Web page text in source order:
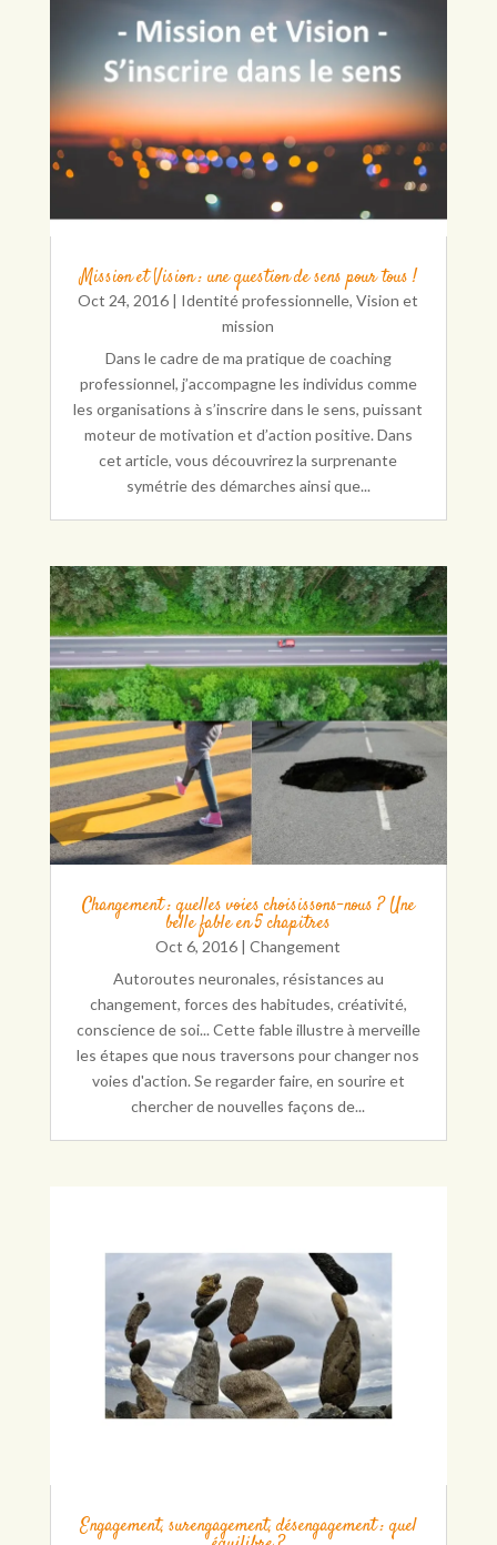
Mission et Vision : une question de sens pour tous !
Oct 24, 2016 | Identité professionnelle,Vision et
mission
Dans le cadre de ma pratique de coaching
professionnel, j’accompagne les individus comme
les organisations à s’inscrire dans le sens, puissant
moteur de motivation et d’action positive. Dans
cet article, vous découvrirez la surprenante
symétrie des démarches ainsi que...
Changement : quelles voies choisissons-nous ? Une
belle fable en 5 chapitres
Oct 6, 2016 |Changement
Autoroutes neuronales, résistances au
changement, forces des habitudes, créativité,
conscience de soi... Cette fable illustre à merveille
les étapes que nous traversons pour changer nos
voies d'action. Se regarder faire, en sourire et
chercher de nouvelles façons de...
Engagement, surengagement, désengagement : quel